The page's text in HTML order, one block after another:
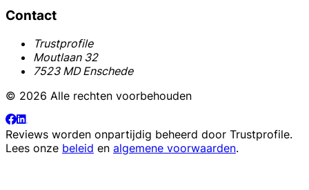
Contact
Trustprofile
Moutlaan 32
7523 MD Enschede
© 2026 Alle rechten voorbehouden
Reviews worden onpartijdig beheerd door Trustprofile.
Lees onze beleid en algemene voorwaarden.